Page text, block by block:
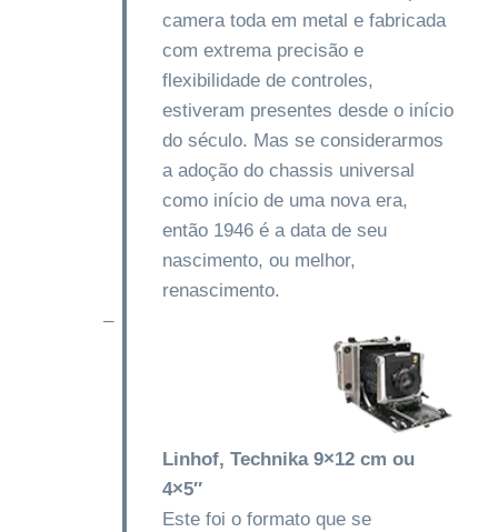
camera toda em metal e fabricada
com extrema precisão e
flexibilidade de controles,
estiveram presentes desde o início
do século. Mas se considerarmos
a adoção do chassis universal
como início de uma nova era,
então 1946 é a data de seu
nascimento, ou melhor,
renascimento.
–
Linhof, Technika 9×12 cm ou
4×5″
Este foi o formato que se